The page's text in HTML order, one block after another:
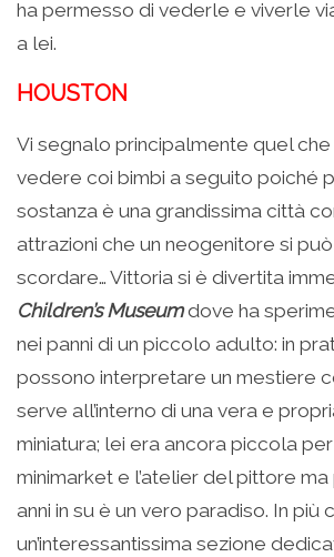
ha permesso di vederle e viverle
a lei.
HOUSTON
Vi segnalo principalmente quel che
vedere coi bimbi a seguito poiché
sostanza è una grandissima città
attrazioni che un neogenitore si
scordare… Vittoria si è divertita
Children’s Museumdove ha
nei panni di un piccolo adulto: in
possono interpretare un mestiere
serve all’interno di una vera e
miniatura; lei era ancora piccola
minimarket e l’atelier del pittore ma
anni in su è un vero paradiso. In più
un’interessantissima sezione